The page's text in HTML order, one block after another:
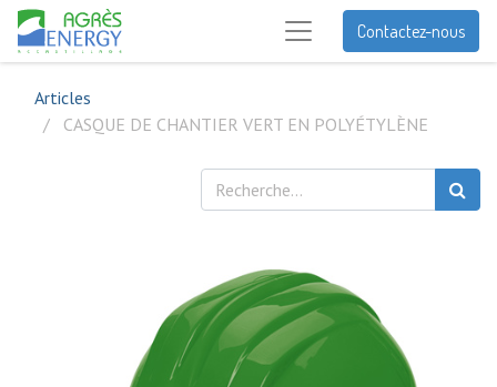
Contactez-nous
Articles
CASQUE DE CHANTIER VERT EN POLYÉTYLÈNE